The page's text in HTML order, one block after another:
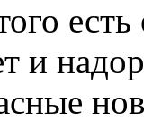
есть
и